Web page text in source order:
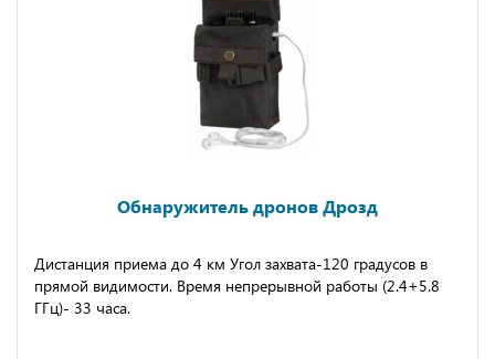
Обнаружитель дронов Дрозд
Дистанция приема до 4 км Угол захвата-120 градусов в
прямой видимости. Время непрерывной работы (2.4+5.8
ГГц)- 33 часа.